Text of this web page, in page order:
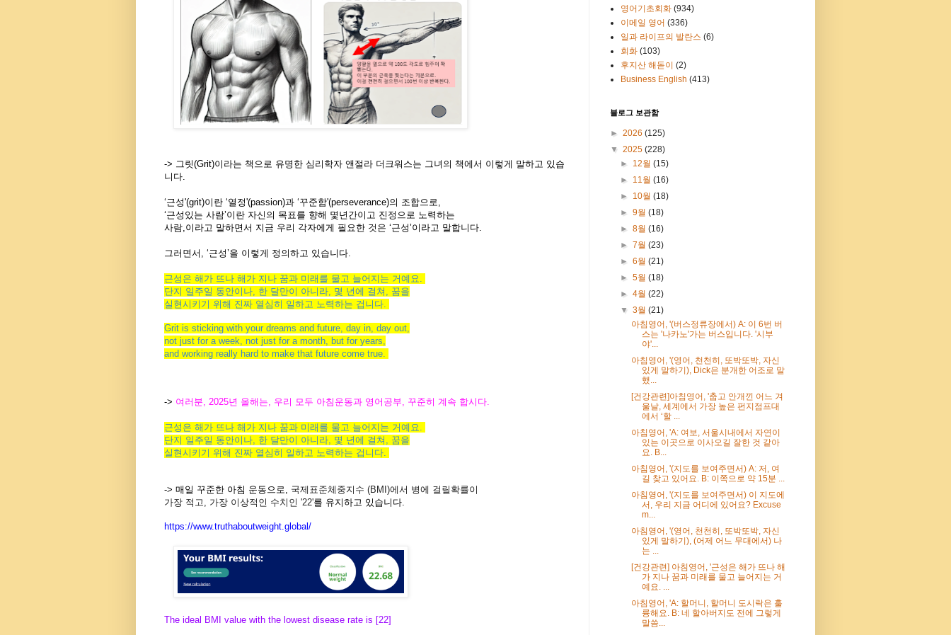
-> 그릿(Grit)이라는 책으로 유명한 심리학자 앤절라 더크워스는 그녀의 책에서 이렇게 말하고 있습
니다.
‘근성'(grit)이란 ‘열정'(passion)과 ‘꾸준함'(perseverance)의 조합으로
‘근성있는 사람’이란 자신의 목표를 향해 몇년간이고 진정으로 노력하는
사람,이라고 말하면서 지금 우리 각자에게 필요한 것은 ‘근성’이라고 말합니다
그러면서 , ‘근성’을 이렇게 정의하고 있습니다
근성은 해가 뜨나 해가 지나 꿈과 미래를 물고 늘어지는 거예요
단지 일주일 동안이나 한 달만이 아니라 몇 년에 걸쳐
꿈을
실현시키기 위해 진짜 열심히 일하고 노력하는 겁니다
Grit is sticking with your dreams and future, day in, day out
not just for a week, not just for a month, but for years
and working really hard to make that future come true.
-> 여러분, 2025년 올해는, 우리 모두 아침운동과 영어공부, 꾸준히 계속 합시다.
근성은 해가 뜨나 해가 지나 꿈과 미래를 물고 늘어지는 거예요
단지 일주일 동안이나 한 달만이 아니라 몇 년에 걸쳐
꿈을
실현시키기 위해 진짜 열심히 일하고 노력하는 겁니다
-> 매일 꾸준한 아침 운동으로, 국제표준체중지수 (BMI)에서 병에 걸릴 확률이
가장 적고 , 가장 이상적인 수치인 '22'를 유지하고 있습니다.
https://www.truthaboutweight. global/
The ideal BMI value with the lowest disease rate is [22]
영어기초회화 (934)
이메일 영어 (336)
일과 라이프의 발란스 (6)
회화 (103)
후지산 해돋이 (2)
Business English (413)
블로그 보관함
► 2026 (125)
▼ 2025 (228)
► 12월(15)
► 11월(16)
► 10월(18)
►9월(18)
►8월(16)
►7월(23)
►6월(21)
►5월(18)
►4월(22)
▼3월(21)
아침영어, '(버스정류장에서) A: 이 6번 버
스는 '나카노'가는 버스입니다. '시부
야'...
아침영어, '(영어, 천천히, 또박또박, 자신
있게 말하기), Dick은 분개한 어조로 말
했...
[건강관련]아침영어, '춥고 안개낀 어느 겨
울날, 세계에서 가장 높은 펀지점프대
에서 ‘할 ...
아침영어, 'A: 여보, 서울시내에서 자연이
있는 이곳으로 이사오길 잘한 것 같아
요. B...
아침영어, '(지도를 보여주면서) A: 저, 여
길 찾고 있어요. B: 이쪽으로 약 15분 ...
아침영어, '(지도를 보여주면서) 이 지도에
서, 우리 지금 어디에 있어요? Excuse
m...
아침영어, '(영어, 천천히, 또박또박, 자신
있게 말하기), (어제 어느 무대에서) 나
는 ...
[건강관련] 아침영어, '근성은 해가 뜨나 해
가 지나 꿈과 미래를 물고 늘어지는 거
예요. ...
아침영어, 'A: 할머니, 할머니 도시락은 훌
륭해요. B: 네 할아버지도 전에 그렇게
말씀...